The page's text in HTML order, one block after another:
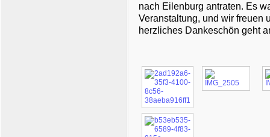
nach Eilenburg antraten. Es
Veranstaltung, und wir freuen
herzliches Dankeschön geht